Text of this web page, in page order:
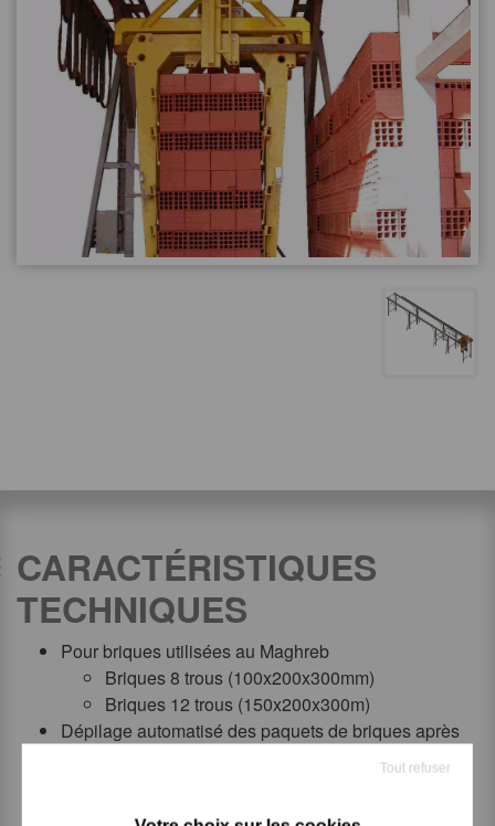
CARACTÉRISTIQUES
TECHNIQUES
Pour briques utilisées au Maghreb
Briques 8 trous (100x200x300mm)
Briques 12 trous (150x200x300m)
Dépilage automatisé des paquets de briques après
Tout refuser